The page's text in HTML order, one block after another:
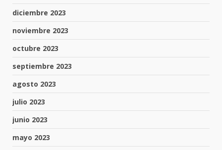
diciembre 2023
noviembre 2023
octubre 2023
septiembre 2023
agosto 2023
julio 2023
junio 2023
mayo 2023